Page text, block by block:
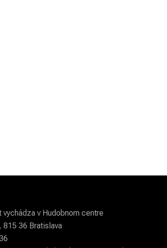
vychádza v Hudobnom centre
815 36 Bratislava